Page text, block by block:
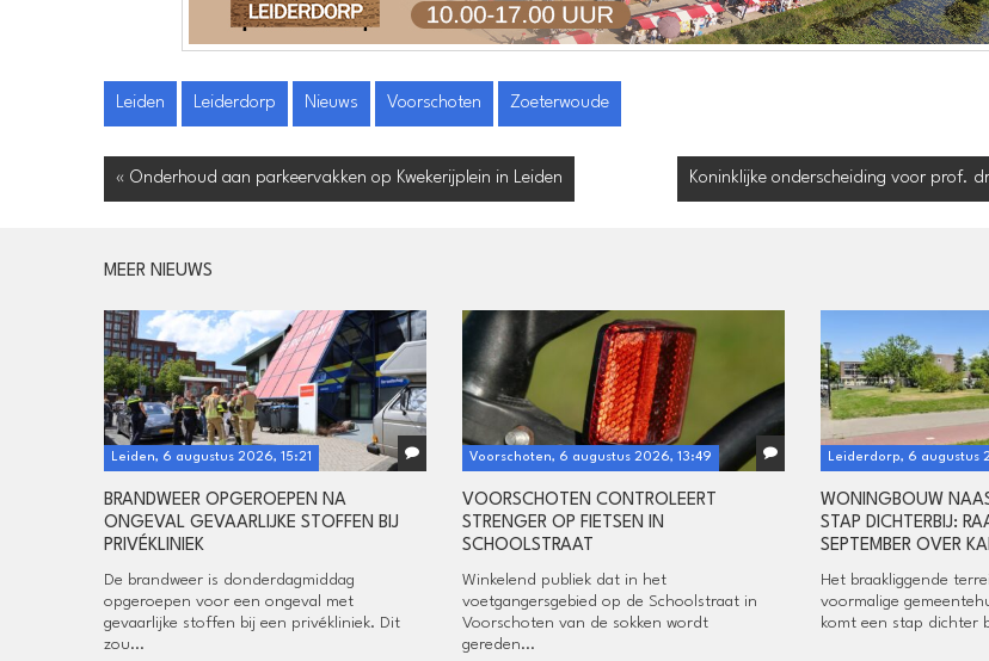
Leiden Leiderdorp Nieuws Voorschoten Zoeterwoude
« Onderhoud aan parkeervakken op Kwekerijplein in Leiden Koninklijke onderscheiding voor prof.
MEER NIEUWS
Leiden, 6 augustus 2026, 15:21
BRANDWEER OPGEROEPEN NA
ONGEVAL GEVAARLIJKE STOFFEN BIJ
PRIVÉKLINIEK
De brandweer is donderdagmiddag
opgeroepen voor een ongeval met
gevaarlijke stoffen bij een privékliniek. Dit
zou...
Voorschoten, 6 augustus 2026, 13:49
VOORSCHOTEN CONTROLEERT
STRENGER OP FIETSEN IN
SCHOOLSTRAAT
Winkelend publiek dat in het
voetgangersgebied op de Schoolstraat in
Voorschoten van de sokken wordt
gereden...
Leiderdorp, 6 augustus
WONINGBOUW
STAP DICHTERBIJ:
SEPTEMBER OVER
Het braakliggende
voormalige
komt een stap dichter